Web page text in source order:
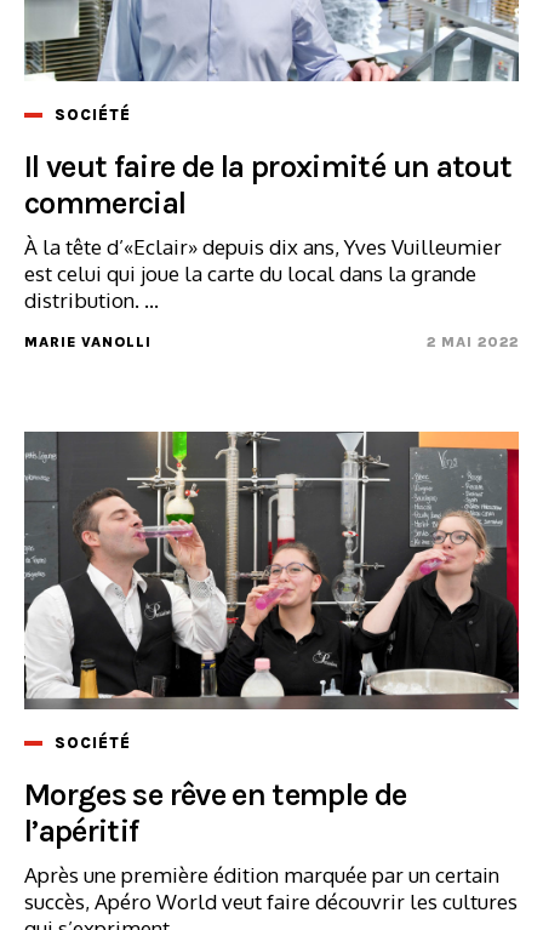
SOCIÉTÉ
Il veut faire de la proximité un atout
commercial
À la tête d’«Eclair» depuis dix ans, Yves Vuilleumier
est celui qui joue la carte du local dans la grande
distribution. ...
MARIE VANOLLI 2 MAI 2022
SOCIÉTÉ
Morges se rêve en temple de
l’apéritif
Après une première édition marquée par un certain
succès, Apéro World veut faire découvrir les cultures